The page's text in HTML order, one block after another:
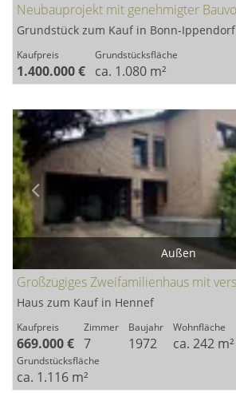
Grundstück zum Kauf in Bonn-Ippendorf
Kaufpreis
1.400.000 €
Grundstücksfläche
ca. 1.080 m²
Außen
Haus zum Kauf in Hennef
Kaufpreis
669.000 €
Zimmer
7
Baujahr
1972
Wohnfläche
ca. 242 m²
Grundstücksfläche
ca. 1.116 m²